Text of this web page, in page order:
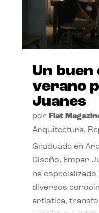
Un buen
verano
Juanes
por Flat
Arquitectura,
Graduada en
Diseño, Empar
ha
diversos
artística,